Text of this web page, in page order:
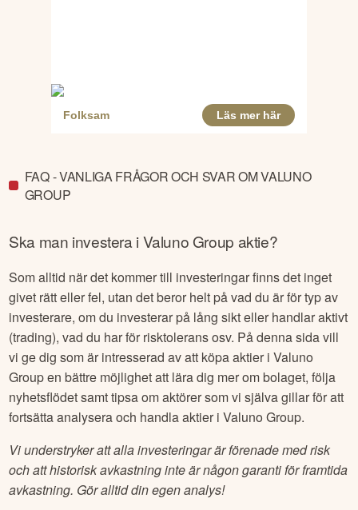
FAQ - VANLIGA FRÅGOR OCH SVAR OM VALUNO
GROUP
Ska man investera iValuno Group aktie?
Som alltid när det kommer till investeringar finns det inget
givet rätt eller fel, utan det beror helt på vad du är för typ av
investerare, om du investerar på lång sikt eller handlar aktivt
(trading), vad du har för risktolerans osv. På denna sida vill
vi ge dig som är intresserad av att köpa aktier iValuno
Groupen bättre möjlighet att lära dig mer om bolaget, följa
nyhetsflödet samt tipsa om aktörer som vi själva gillar för att
fortsätta analysera och handla aktier iValuno Group.
Vi understryker att alla investeringar är förenade med risk
och att historisk avkastning inte är någon garanti för framtida
avkastning. Gör alltid din egen analys!